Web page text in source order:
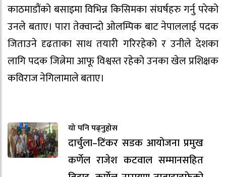
काठमाडौंको बसाइमा विभिन्न किसिमका संघर्षहरु गर्नु परेको
उनले बताए। पारा तेक्वान्दो ओलम्पिक बाट नेपाललाई पदक
जिताउने दृढताका साथ तयारी गरिरहेको र उनीले देशका
लागि पदक जित्नेमा आफू विश्वस्त रहेको उनका खेल प्रशिक्षक
कविराज नेगिलामाले बताए।
यो पनि पढ्नुहोस
दार्चुला–टिंकर सडक आयोजना प्रमुख
कर्णेल राजेश कटवाल सम्मानसहित